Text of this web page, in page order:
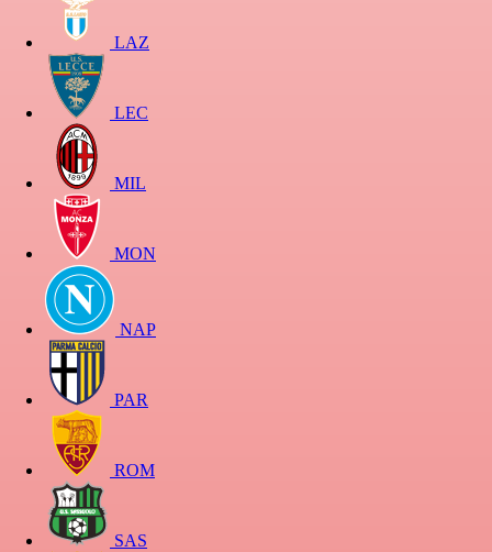
LAZ
LEC
MIL
MON
NAP
PAR
ROM
SAS